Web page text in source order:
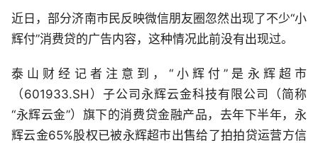
近日，部分济南市民反映微信朋友圈忽然出现了不少“小
辉付”消费贷的广告内容，这种情况此前没有出现过。
泰山财经记者注意到，“小辉付”是永辉超市
（601933.SH）子公司永辉云金科技有限公司（简称
“永辉云金”）旗下的消费贷金融产品，去年下半年，永
辉云金65%股权已被永辉超市出售给了拍拍贷运营方信